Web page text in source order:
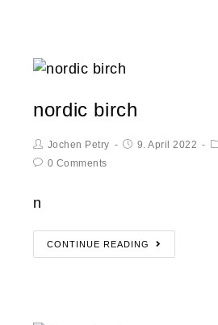
nordic birch
Jochen Petry 9. April 2022
0 Comments
n
CONTINUE READING